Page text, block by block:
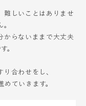
難しいことはありませ
。
からないままで大丈夫
。
り合わせをし、
めていきます。